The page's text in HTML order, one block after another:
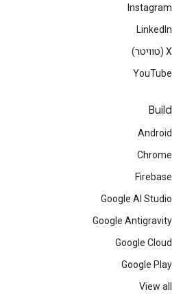
Instagram
LinkedIn
‫X (טוויטר)
YouTube
Build
Android
Chrome
Firebase
Google AI Studio
Google Antigravity
Google Cloud
Google Play
View all